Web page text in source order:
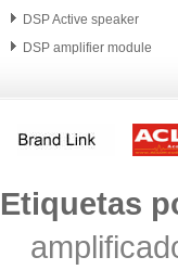
DSP Active speaker
DSP amplifier module
Accesorio
Etiquetas